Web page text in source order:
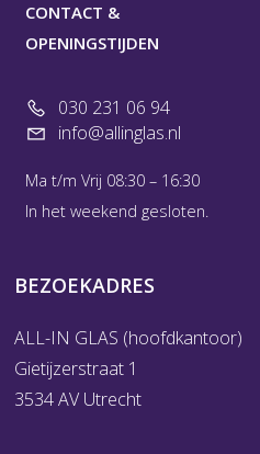
CONTACT &
OPENINGSTIJDEN
030 231 06 94
info@allinglas.nl
Ma t/m Vrij 08:30 – 16:30
In het weekend gesloten.
BEZOEKADRES
ALL-IN GLAS (hoofdkantoor)
Gietijzerstraat 1
3534 AV Utrecht